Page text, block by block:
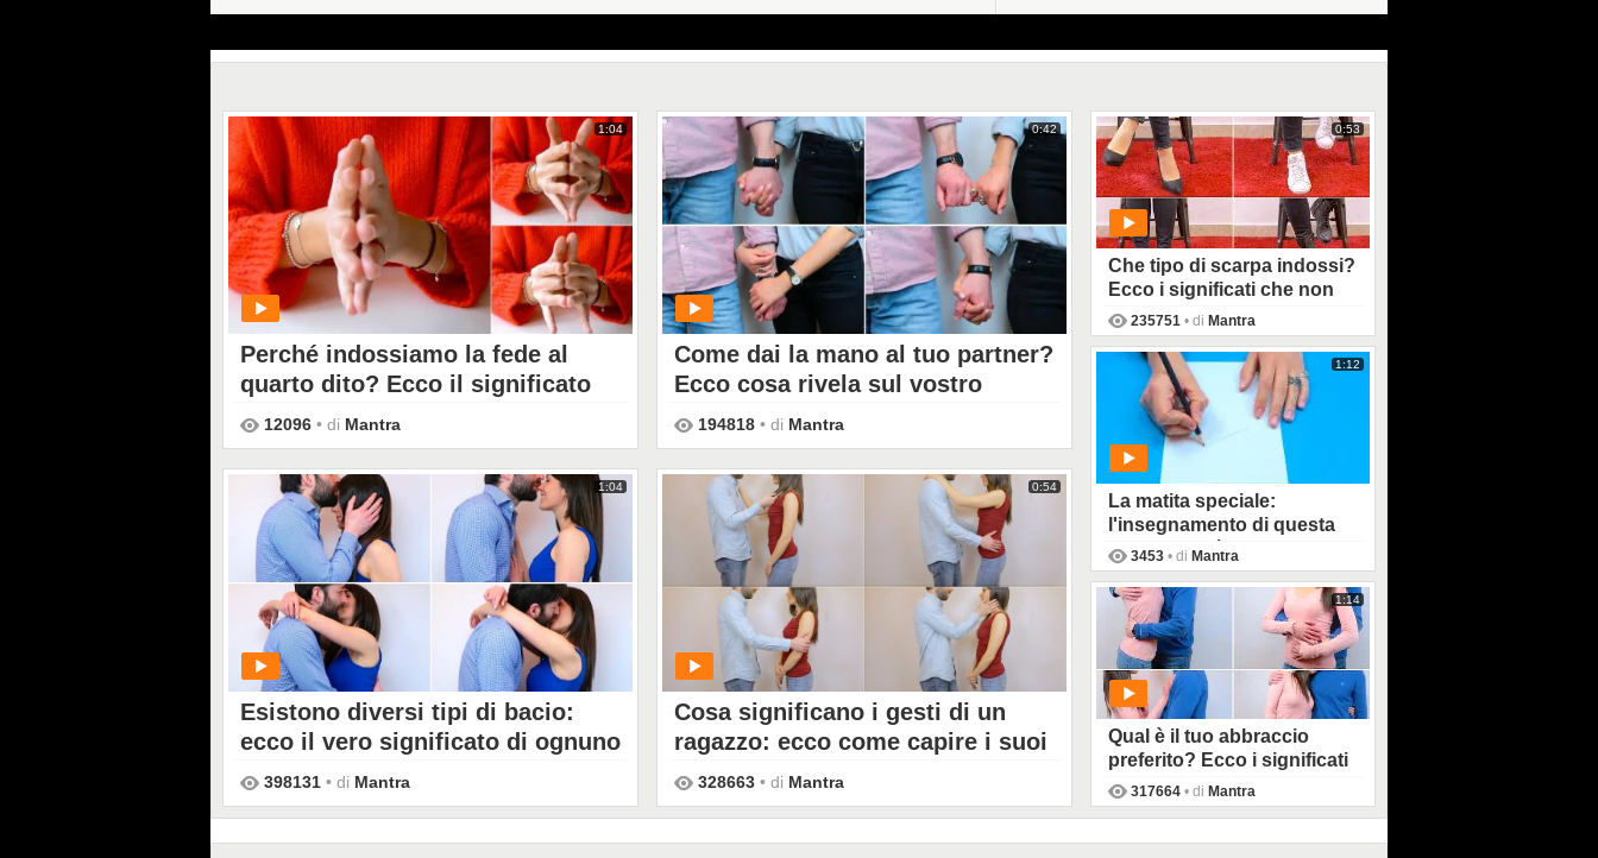
1:04
Perché indossiamo la fede al
quarto dito? Ecco il significato
PLAY
12096 • di Mantra
0:42
Come dai la mano al tuo partner?
Ecco cosa rivela sul vostro
rapporto
194818 • di Mantra
1:04
Esistono diversi tipi di bacio:
ecco il vero significato di ognuno
PLAY
398131 • di Mantra
0:54
Cosa significano i gesti di un
ragazzo: ecco come capire i suoi
comportamenti
PLAY
328663 • di Mantra
0:53
Che tipo di scarpa indossi?
Ecco i significati che non
conoscevi
PLAY
235751 • di Mantra
1:12
La matita speciale:
l'insegnamento di questa
nonna ci farà riflettere
PLAY
3453 • di Mantra
1:14
Qual è il tuo abbraccio
preferito? Ecco i significati
che non conoscevi
317664 • di Mantra